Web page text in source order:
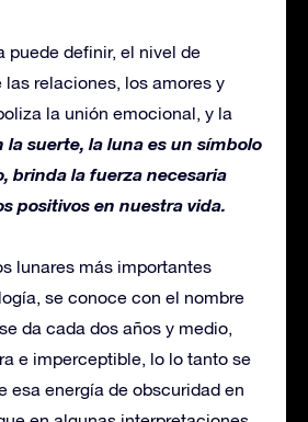
puede definir, el nivel de
relaciones, los amores y
la unión emocional, y la
la suerte, la luna es un símbolo
brinda la fuerza necesaria
positivos en nuestra vida.
lunares más importantes
se conoce con el nombre
da cada dos años y medio,
e imperceptible, lo lo tanto se
esa energía de obscuridad en